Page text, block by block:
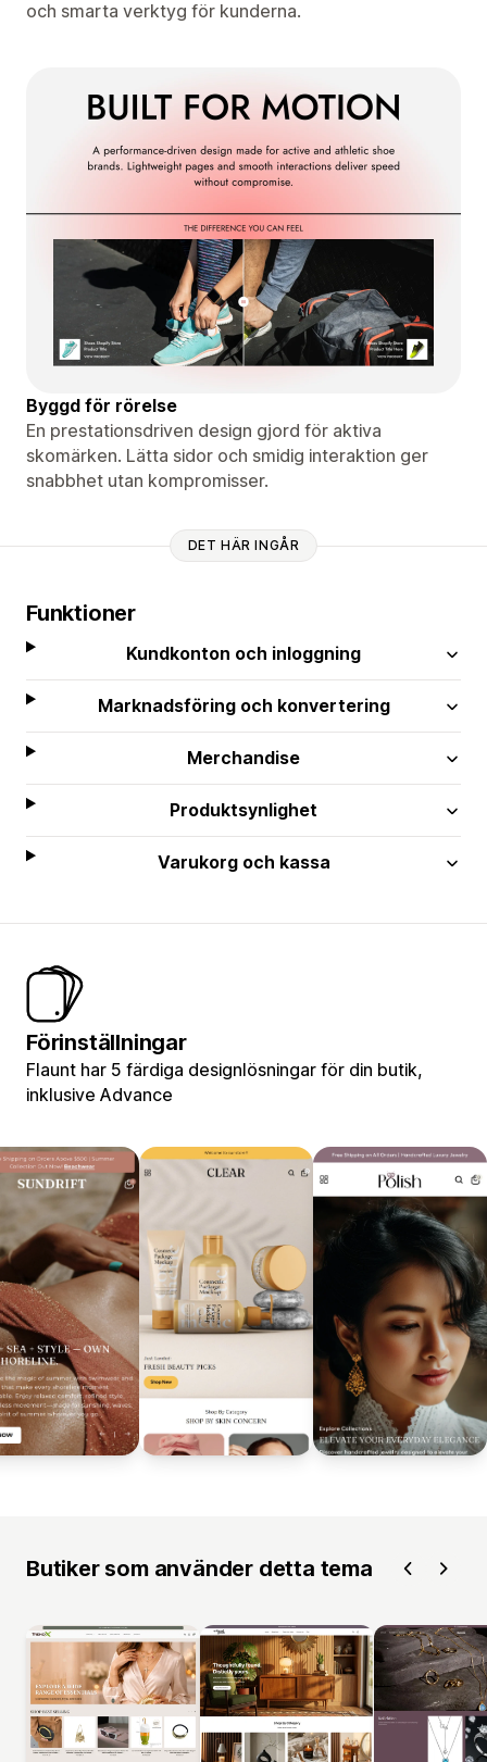
och smarta verktyg för kunderna.
Byggd för rörelse
En prestationsdriven design gjord för aktiva
skomärken. Lätta sidor och smidig interaktion ger
snabbhet utan kompromisser.
DET HÄR INGÅR
Funktioner
Kundkonton och inloggning
Marknadsföring och konvertering
Merchandise
Produktsynlighet
Varukorg och kassa
Förinställningar
Flaunt har 5 färdiga designlösningar för din butik,
inklusive Advance
Butiker som använder detta tema